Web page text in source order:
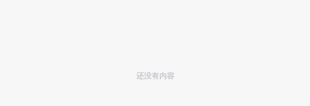
还没有内容